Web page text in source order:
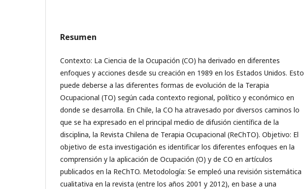
Resumen
Contexto: La Ciencia de la Ocupación (CO) ha derivado en diferentes
enfoques y acciones desde su creación en 1989 en los Estados Unidos. Esto
puede deberse a las diferentes formas de evolución de la Terapia
Ocupacional (TO) según cada contexto regional, político y económico en
donde se desarrolla. En Chile, la CO ha atravesado por diversos caminos lo
que se ha expresado en el principal medio de difusión científica de la
disciplina, la Revista Chilena de Terapia Ocupacional (ReChTO). Objetivo: El
objetivo de esta investigación es identificar los diferentes enfoques en la
comprensión y la aplicación de Ocupación (O) y de CO en artículos
publicados en la ReChTO. Metodología: Se empleó una revisión sistemática
cualitativa en la revista (entre los años 2001 y 2012), en base a una